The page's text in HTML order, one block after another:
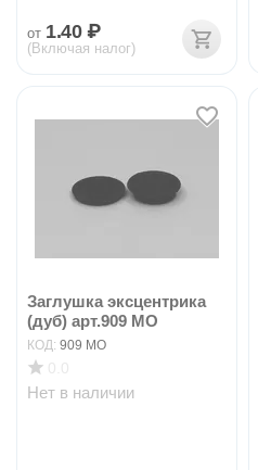
от 1.40 ₽
(Включая налог)
Заглушка эксцентрика
(дуб) арт.909 MO
КОД: 909 MO
Нет в наличии